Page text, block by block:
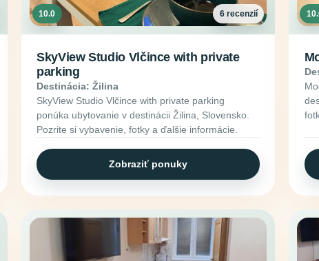
10.0 6 recenzií
SkyView Studio Vlčince with private
parking
Destinácia: Žilina
SkyView Studio Vlčince with private parking
ponúka ubytovanie v destinácii Žilina, Slovensko.
Pozrite si vybavenie, fotky a ďalšie informácie.
Zobraziť ponuky